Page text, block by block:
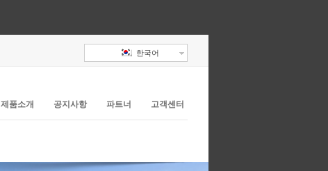
한국어
제품소개 공지사항 파트너 고객센터